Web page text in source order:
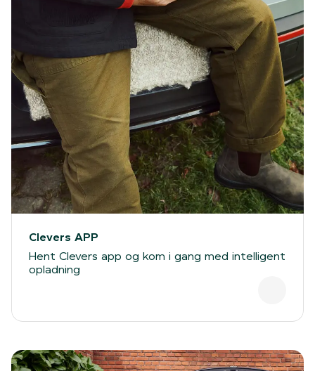
Clevers APP
Hent Clevers app og kom i gang med intelligent
opladning